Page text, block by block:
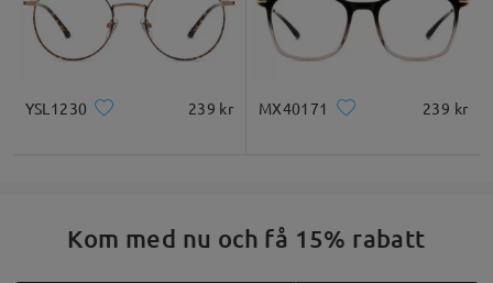
YSL1230 239 kr MX40171 239 kr
Kom med nu och få 15% rabatt